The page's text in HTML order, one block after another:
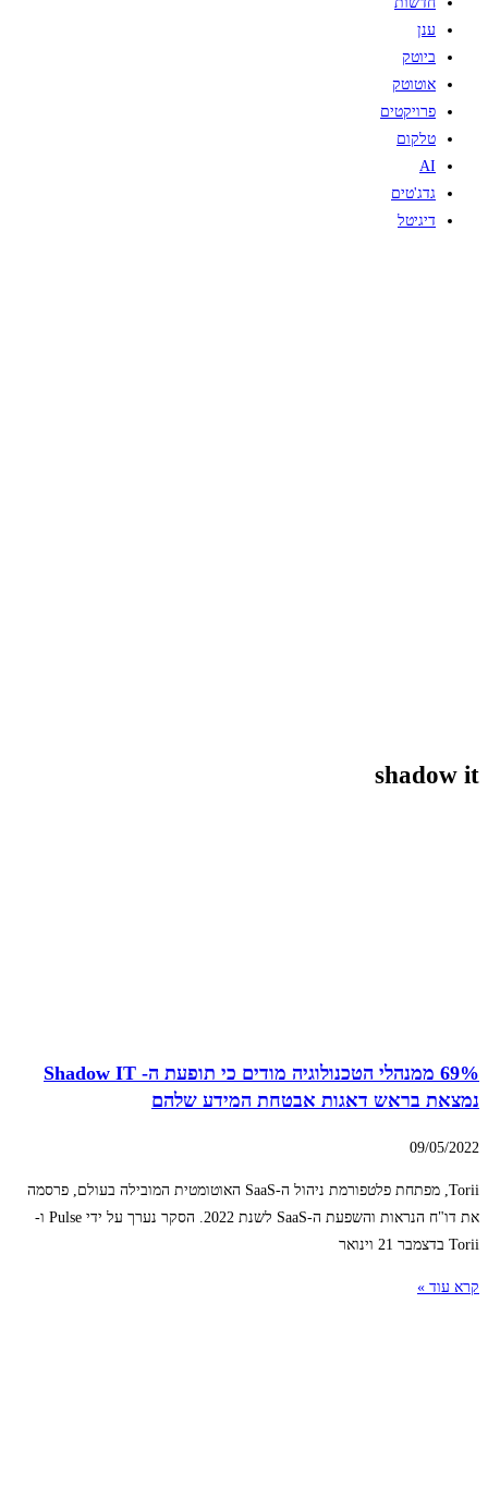
ענן
ביוטק
אוטוטק
פרויקטים
טלקום
AI
גדג'טים
דיגיטל
shadow it
69% ממנהלי הטכנולוגיה מודים כי תופעת ה- Shadow IT
נמצאת בראש דאגות אבטחת המידע שלהם
09/05/2022
Torii, מפתחת פלטפורמת ניהול ה-SaaS האוטומטית המובילה בעולם, פרסמה
את דו"ח הנראות והשפעת ה-SaaS לשנת 2022. הסקר נערך על ידי Pulse ו-
Torii בדצמבר 21 וינואר
קרא עוד »